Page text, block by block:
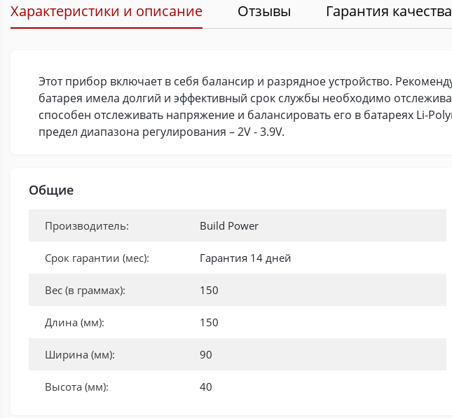
Характеристики и описание Отзывы Гарантия качества
Этот прибор включает в себя балансир и разрядное устройство.
батарея имела долгий и эффективный срок службы необходимо
способен отслеживать напряжение и балансировать его в батареях Li-
предел диапазона регулирования – 2V - 3.9V.
Общие
Производитель: Build Power
Срок гарантии (мес): Гарантия 14 дней
Вес (в граммах): 150
Длина (мм): 150
Ширина (мм): 90
Высота (мм): 40